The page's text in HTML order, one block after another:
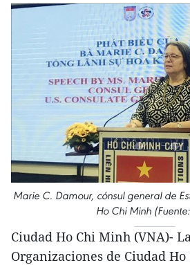
Marie C. Damour, cónsul general de
Ho Chi Minh
Ciudad Ho Chi Minh (VNA)-
Organizaciones de Ciudad